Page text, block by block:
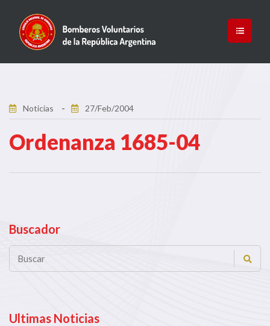
Noticias 27/Feb/2004
Ordenanza 1685-04
Buscador
Ultimas Noticias